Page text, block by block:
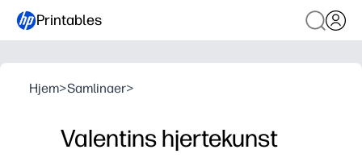
Printables
Hjem>Samlinaer>
Valentins hjertekunst